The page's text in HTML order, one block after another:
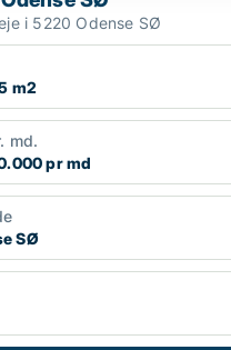
i 5220 Odense SØ
m2
md.
pr md
SØ